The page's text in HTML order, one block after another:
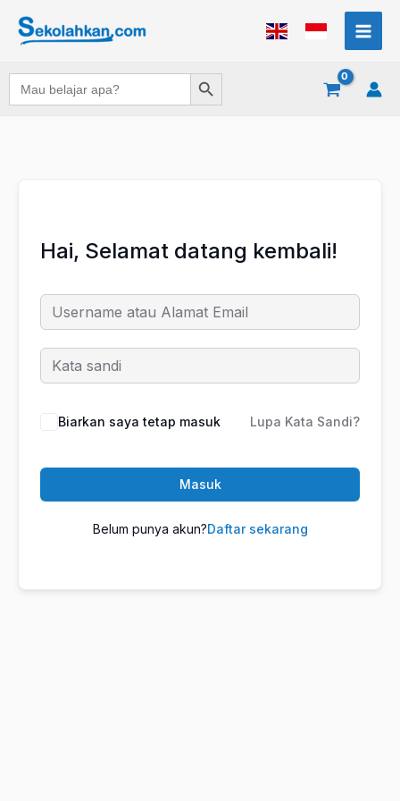
Search
for:
Search Button
Hai, Selamat datang kembali!
Biarkan saya tetap masuk Lupa Kata Sandi?
Masuk
Belum punya akun?Daftar sekarang